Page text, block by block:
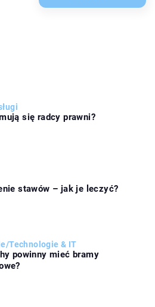
się radcy prawni?
stawów – jak je leczyć?
/Technologie & IT
powinny mieć bramy